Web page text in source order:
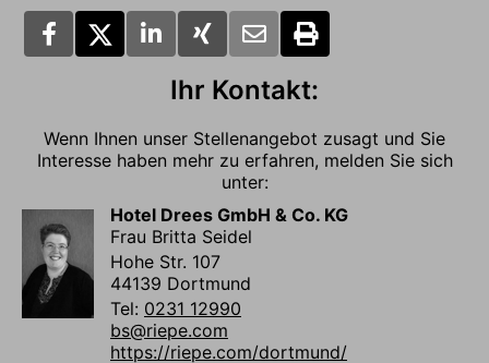
Ihr Kontakt:
Wenn Ihnen unser Stellenangebot zusagt und Sie
Interesse haben mehr zu erfahren, melden Sie sich
unter:
Hotel Drees GmbH & Co. KG
Frau Britta Seidel
Hohe Str. 107
44139 Dortmund
Tel: 0231 12990
bs@riepe.com
https://riepe.com/dortmund/